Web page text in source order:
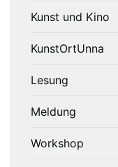
Kunst und Kino
KunstOrtUnna
Lesung
Meldung
Workshop